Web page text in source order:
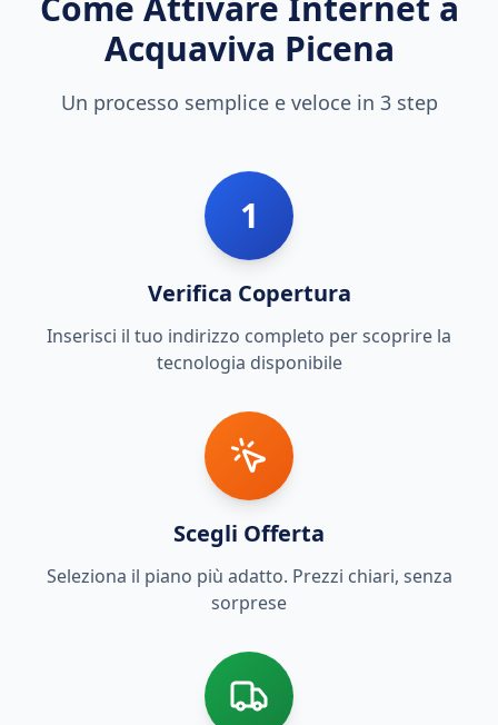
Acquaviva Picena
Un processo semplice e veloce in 3 step
1
Verifica Copertura
Inserisci il tuo indirizzo completo per scoprire la
tecnologia disponibile
Scegli Offerta
Seleziona il piano più adatto. Prezzi chiari, senza
sorprese